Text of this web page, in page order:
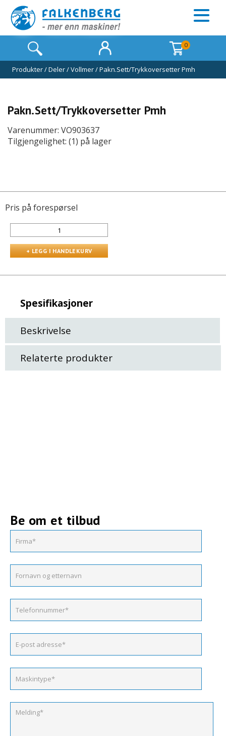
0
Produkter/Deler/Vollmer/Pakn.Sett/Trykkoversetter Pmh
Pakn.Sett/Trykkoversetter Pmh
Varenummer: VO903637
Tilgjengelighet: (1) på lager
Pris på forespørsel
Spesifikasjoner
Beskrivelse
Relaterte produkter
Be om et tilbud